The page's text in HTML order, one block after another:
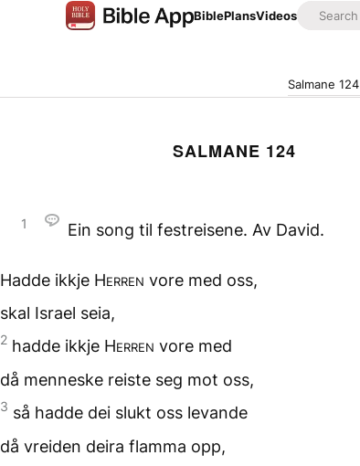
BiblePlansVideos
Salmane 124
SALMANE 124
1 Ein song til festreisene. Av David.
Hadde ikkje Herren vore med oss,
skal Israel seia,
2 hadde ikkje Herren vore med
då menneske reiste seg mot oss,
3 så hadde dei slukt oss levande
då vreiden deira flamma opp,